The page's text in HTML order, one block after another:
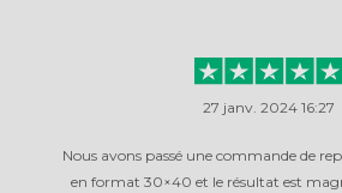
27 janv. 2024 16:27
Nous avons passé une commande de
en format 30×40 et le résultat est